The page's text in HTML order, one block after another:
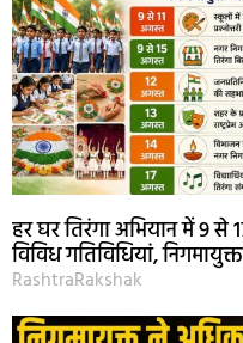
हर घर तिरंगा अभियान में 9
विविध गतिविधियां,
RashtraRakshak